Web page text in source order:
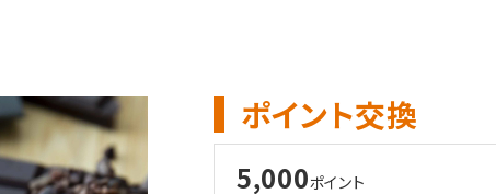
ポイント交換
5,000ポイント